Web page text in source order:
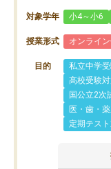
対象学年 小4～小6
授業形式 オンライ
目的 私立中学
高校受験
国公立2次
医・歯・
定期テス